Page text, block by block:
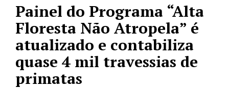
Painel do Programa “Alta
Floresta Não Atropela” é
atualizado e contabiliza
quase 4 mil travessias de
primatas